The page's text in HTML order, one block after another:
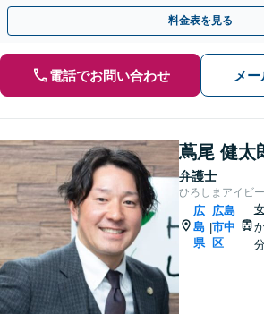
相談無料】【休日・夜間対応可】
料金表を見る
電話でお問い合わせ メ
蔦尾 健太
弁護士
ひろしまアイビ
広
島
県
|
広島
市中
区